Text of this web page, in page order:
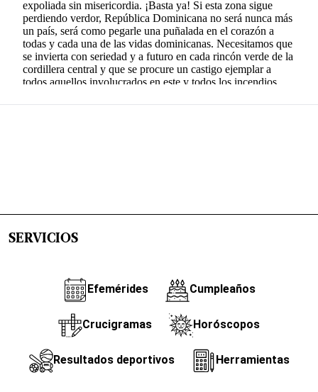
SERVICIOS
Efemérides Cumpleaños
Crucigramas Horóscopos
Resultados deportivos Herramientas